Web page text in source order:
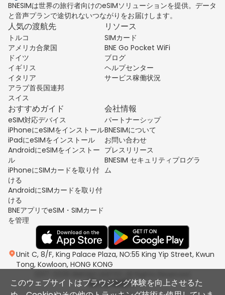
BNESIMは世界の旅行者向けのeSIMソリューションを提供。データ
と音声プランで途切れないつながりをお届けします。
人気の渡航先
トルコ
アメリカ合衆国
ドイツ
イギリス
イタリア
アラブ首長国連邦
スイス
リソース
SIMカード
BNE Go Pocket WiFi
ブログ
ヘルプセンター
サービス稼働状況
おすすめガイド
eSIM対応デバイス
iPhoneにeSIMをインストール
iPadにeSIMをインストール
AndroidにeSIMをインストー
ル
iPhoneにSIMカードを取り付
ける
AndroidにSIMカードを取り付
ける
BNEアプリでeSIM・SIMカード
を管理
会社情報
パートナーシップ
BNESIMについて
お問い合わせ
プレスリリース
BNESIM セキュリティプログラ
ム
Unit C, 8/F, King Palace Plaza, NO:55 King Yip Street, Kwun
Tong, Kowloon, HONG KONG
このウェブサイトはブラウジング体験を向上させるた